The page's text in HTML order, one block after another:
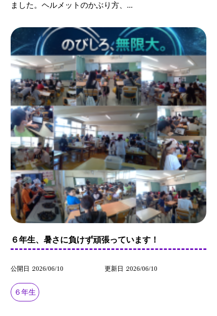
ました。ヘルメットのかぶり方、...
６年生、暑さに負けず頑張っています！
公開日 2026/06/10 更新日 2026/06/10
６年生